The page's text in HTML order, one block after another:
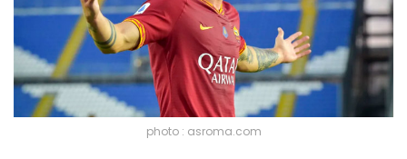
photo : asroma.com